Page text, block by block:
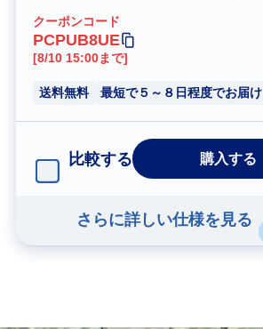
クーポンコード
PCPUB8UE
[8/10 15:00まで]
送料無料 最短で５～８日程度でお届け
比較する 購入する
さらに詳しい仕様を見る